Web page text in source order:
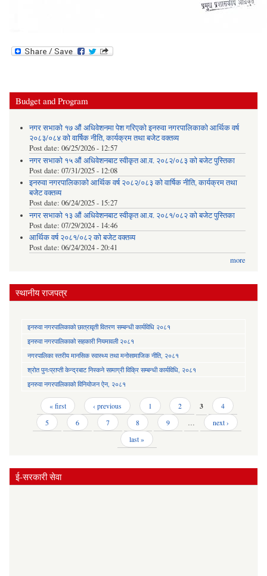
Budget and Program
नगर सभाको १७ औं अधिवेशनमा पेश गरिएको इनरुवा नगरपालिकाको आर्थिक वर्ष
२०८३/०८४ को वार्षिक नीति, कार्यक्रम तथा बजेट वक्तव्य
Post date: 06/25/2026 - 12:57
नगर सभाको १५ औं अधिवेशनबाट स्वीकृत आ.व. २०८२/०८३ को बजेट पुस्तिका
Post date: 07/31/2025 - 12:08
इनरुवा नगरपालिकाको आर्थिक वर्ष २०८२/०८३ को वार्षिक नीति, कार्यक्रम तथा
बजेट वक्तव्य
Post date: 06/24/2025 - 15:27
नगर सभाको १३ औं अधिवेशनबाट स्वीकृत आ.व. २०८१/०८२ को बजेट पुस्तिका
Post date: 07/29/2024 - 14:46
आर्थिक वर्ष २०८१/०८२ को बजेट वक्तव्य
Post date: 06/24/2024 - 20:41
more
स्थानीय राजपत्र
इनरुवा नगरपालिकाको छात्रावृती वितरण सम्बन्धी कार्यविधि २०८१
इनरुवा नगरपालिकाको सहकारी नियमावली २०८१
नगरपालिका स्तरीय मानसिक स्वास्थ्य तथा मनोसामाजिक नीति, २०८१
श्रोत पुनःप्राप्ती केन्द्रबाट निस्कने सामाग्री विक्रि सम्बन्धी कार्यविधि, २०८१
इनरुवा नगरपालिकाको विनियोजन ऐन, २०८१
Pages « first ‹ previous 1 2 3
4
5
6 7 8 9 …
next ›
last »
ई-सरकारी सेवा